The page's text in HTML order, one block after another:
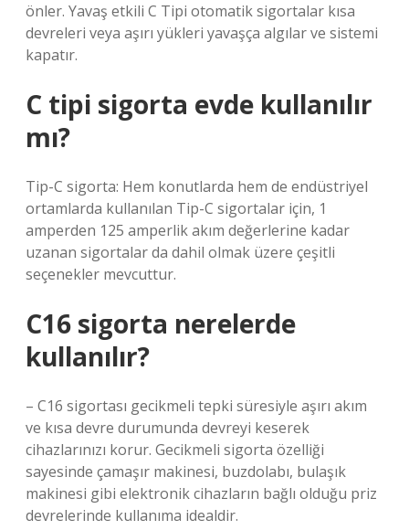
önler. Yavaş etkili C Tipi otomatik sigortalar kısa
devreleri veya aşırı yükleri yavaşça algılar ve sistemi
kapatır.
C tipi sigorta evde kullanılır
mı?
Tip-C sigorta: Hem konutlarda hem de endüstriyel
ortamlarda kullanılan Tip-C sigortalar için, 1
amperden 125 amperlik akım değerlerine kadar
uzanan sigortalar da dahil olmak üzere çeşitli
seçenekler mevcuttur.
C16 sigorta nerelerde
kullanılır?
– C16 sigortası gecikmeli tepki süresiyle aşırı akım
ve kısa devre durumunda devreyi keserek
cihazlarınızı korur. Gecikmeli sigorta özelliği
sayesinde çamaşır makinesi, buzdolabı, bulaşık
makinesi gibi elektronik cihazların bağlı olduğu priz
devrelerinde kullanıma idealdir.